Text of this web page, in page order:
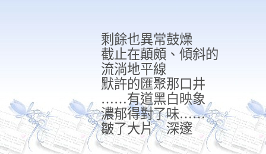
剩餘也異常鼓燥
截止在顛頗、傾斜的
流淌地平線
默許的匯聚那口井
……有道黑白映象
濃郁得對了味……
皺了大片 深邃